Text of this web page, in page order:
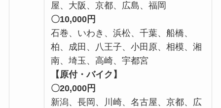
屋、大阪、京都、広島、福岡
〇10,000円
石巻、いわき、浜松、千葉、船橋、
柏、成田、八王子、小田原、相模、湘
南、埼玉、高崎、宇都宮
【原付・バイク】
〇20,000円
新潟、長岡、川崎、名古屋、京都、広